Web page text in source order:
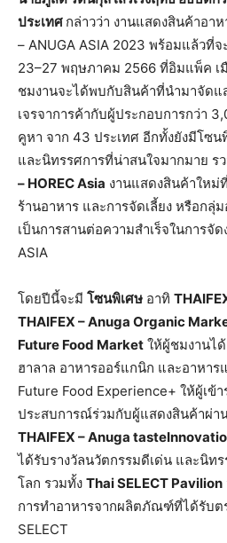
ประเทศ กล่าวว่า งานแสดงสินค้าอา
– ANUGA ASIA 2023 พร้อมแล้วที่
23–27 พฤษภาคม 2566 ที่อิมแพ็ค เ
ชมงานจะได้พบกับสินค้าที่นำมาจัดแ
เจรจาการค้ากับผู้ประกอบการกว่า
คูหา จาก 43 ประเทศ อีกทั้งยังมีโซ
และนิทรรศการที่น่าสนใจมากมาย ร
– HOREC Asia งานแสดงสินค้าใหม่
ร้านอาหาร และการจัดเลี้ยง หรือกลุ่
เป็นการสานต่อความสำเร็จในการจัด
ASIA
โดยปีนี้จะมี โซนพิเศษ อาทิ
THAIFEX – Anuga Organic
Future Food Market ให้ผู้ชมงานไ
ฮาลาล อาหารออร์แกนิก และอาหา
Future Food Experience+ ให้ผู้เข้า
ประสบการณ์ร่วมกับผู้แสดงสินค้าผ่า
THAIFEX – Anuga
ได้รับรางวัลนวัตกรรมดีเด่น และนิท
โลก รวมทั้ง Thai SELECT Pavilion
การทำอาหารจากผลิตภัณฑ์ที่ได้รับ
SELECT